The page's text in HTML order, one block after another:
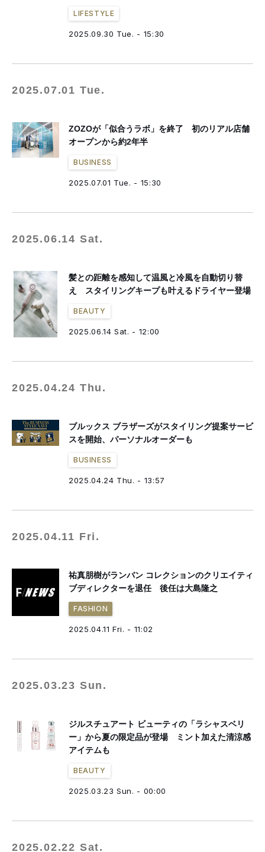
LIFESTYLE
2025.09.30 Tue. - 15:30
2025.07.01 Tue.
ZOZOが「似合うラボ」を終了 初のリアル店舗
オープンから約2年半
BUSINESS
2025.07.01 Tue. - 15:30
2025.06.14 Sat.
髪との距離を感知して温風と冷風を自動切り替
え スタイリングキープも叶えるドライヤー登場
BEAUTY
2025.06.14 Sat. - 12:00
2025.04.24 Thu.
ブルックス ブラザーズがスタイリング提案サービ
スを開始、パーソナルオーダーも
BUSINESS
2025.04.24 Thu. - 13:57
2025.04.11 Fri.
祐真朋樹がランバン コレクションのクリエイティ
ブディレクターを退任 後任は大島隆之
FASHION
2025.04.11 Fri. - 11:02
2025.03.23 Sun.
ジルスチュアート ビューティの「ラシャスベリ
ー」から夏の限定品が登場 ミント加えた清涼感
アイテムも
BEAUTY
2025.03.23 Sun. - 00:00
2025.02.22 Sat.